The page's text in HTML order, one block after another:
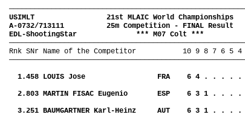
USIMLT
21st MLAIC World Championships
A-0732/713111
25m Competition - FINAL Result
EDL-ShootingStar
*** M07 Colt ***
Rnk SNr Name of the Competitor
10 9 8 7 6 5 4
1.458 LOUIS Jose
FRA 6 4 . . . .
2.803 MARTIN FISAC Eugenio
ESP 6 3 1 . . .
3.251 BAUMGARTNER Karl-Heinz
AUT 6 3 1 . . .